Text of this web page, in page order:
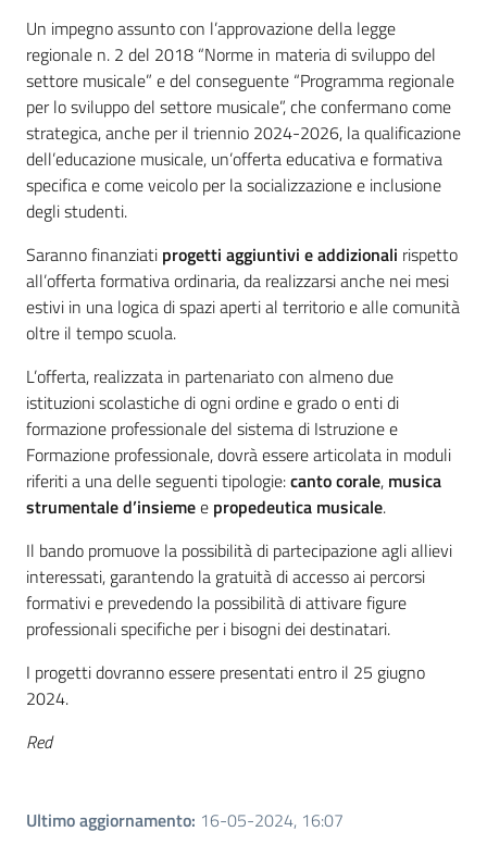
Un impegno assunto con l’approvazione della legge
regionale n. 2 del 2018 “Norme in materia di sviluppo del
settore musicale” e del conseguente “Programma regionale
per lo sviluppo del settore musicale”, che confermano come
strategica, anche per il triennio 2024-2026, la qualificazione
dell’educazione musicale, un’offerta educativa e formativa
specifica e come veicolo per la socializzazione e inclusione
degli studenti.
Saranno finanziati progetti aggiuntivi e addizionali rispetto
all’offerta formativa ordinaria, da realizzarsi anche nei mesi
estivi in una logica di spazi aperti al territorio e alle comunità
oltre il tempo scuola.
L’offerta, realizzata in partenariato con almeno due
istituzioni scolastiche di ogni ordine e grado o enti di
formazione professionale del sistema di Istruzione e
Formazione professionale, dovrà essere articolata in moduli
riferiti a una delle seguenti tipologie:canto corale, musica
strumentale d’insiemee propedeutica musicale.
Il bando promuove la possibilità di partecipazione agli allievi
interessati, garantendo la gratuità di accesso ai percorsi
formativi e prevedendo la possibilità di attivare figure
professionali specifiche per i bisogni dei destinatari.
I progetti dovranno essere presentati entro il 25 giugno
2024.
Red
Ultimo aggiornamento: 16-05-2024, 16:07